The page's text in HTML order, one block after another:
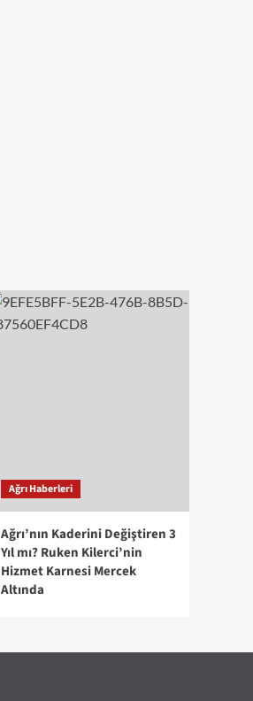
Ağrı Haberleri
Ağrı’nın Kaderini Değiştiren 3
Yıl mı? Ruken Kilerci’nin
Hizmet Karnesi Mercek
Altında